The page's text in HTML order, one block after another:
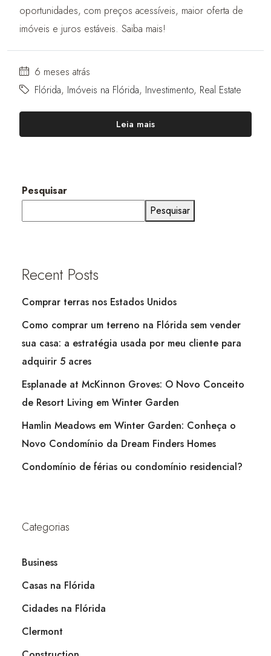
oportunidades, com preços acessíveis, maior oferta de
imóveis e juros estáveis. Saiba mais!
6 meses atrás
Flórida, Imóveis na Flórida, Investimento, Real Estate
Leia mais
Pesquisar
Pesquisar
Recent Posts
Comprar terras nos Estados Unidos
Como comprar um terreno na Flórida sem vender
sua casa: a estratégia usada por meu cliente para
adquirir 5 acres
Esplanade at McKinnon Groves: O Novo Conceito
de Resort Living em Winter Garden
Hamlin Meadows em Winter Garden: Conheça o
Novo Condomínio da Dream Finders Homes
Condomínio de férias ou condomínio residencial?
Categorias
Business
Casas na Flórida
Cidades na Flórida
Clermont